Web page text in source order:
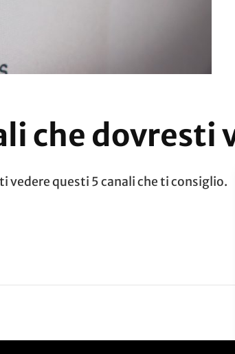
che dovresti
vedere questi 5 canali che ti consiglio.